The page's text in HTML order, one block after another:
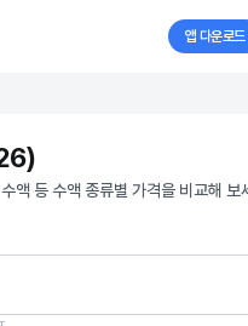
앱 다운로드
액 등 수액 종류별 가격을 비교해 보